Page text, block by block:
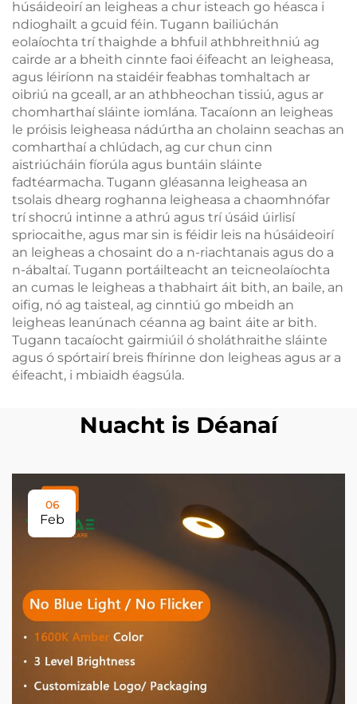
húsáideoirí an leigheas a chur isteach go héasca i
ndioghailt a gcuid féin. Tugann bailiúchán
eolaíochta trí thaighde a bhfuil athbhreithniú ag
cairde ar a bheith cinnte faoi éifeacht an leigheasa,
agus léiríonn na staidéir feabhas tomhaltach ar
oibriú na gceall, ar an athbheochan tissiú, agus ar
chomharthaí sláinte iomlána. Tacaíonn an leigheas
le próisis leigheasa nádúrtha an cholainn seachas an
comharthaí a chlúdach, ag cur chun cinn
aistriúcháin fíorúla agus buntáin sláinte
fadtéarmacha. Tugann gléasanna leigheasa an
tsolais dhearg roghanna leigheasa a chaomhnófar
trí shocrú intinne a athrú agus trí úsáid úirlisí
spriocaithe, agus mar sin is féidir leis na húsáideoirí
an leigheas a chosaint do a n-riachtanais agus do a
n-ábaltaí. Tugann portáilteacht an teicneolaíochta
an cumas le leigheas a thabhairt áit bith, an baile, an
oifig, nó ag taisteal, ag cinntiú go mbeidh an
leigheas leanúnach céanna ag baint áite ar bith.
Tugann tacaíocht gairmiúil ó sholáthraithe sláinte
agus ó spórtairí breis fhírinne don leigheas agus ar a
éifeacht, i mbiaidh éagsúla.
Nuacht is Déanaí
06
Feb